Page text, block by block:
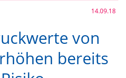
14.09.18
von
bereits